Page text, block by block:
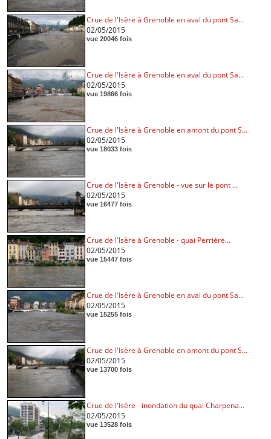
Crue de l'Isère à Grenoble en aval du pont Sa...
02/05/2015
vue 20046 fois
Crue de l'Isère à Grenoble en aval du pont Sa...
02/05/2015
vue 19866 fois
Crue de l'Isère à Grenoble en amont du pont S...
02/05/2015
vue 18033 fois
Crue de l'Isère à Grenoble - vue sur le pont ...
02/05/2015
vue 16477 fois
Crue de l'Isère à Grenoble - quai Perrière...
02/05/2015
vue 15447 fois
Crue de l'Isère à Grenoble en aval du pont Sa...
02/05/2015
vue 15255 fois
Crue de l'Isère à Grenoble en amont du pont S...
02/05/2015
vue 13700 fois
Crue de l'Isère - inondation du quai Charpena...
02/05/2015
vue 13528 fois